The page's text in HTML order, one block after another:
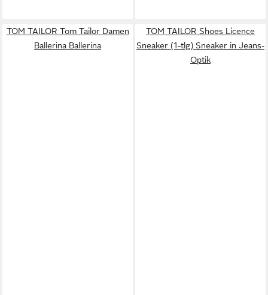
TOM TAILOR Tom Tailor Damen
Ballerina Ballerina
TOM TAILOR Shoes Licence
Sneaker (1-tlg) Sneaker in Jeans-
Optik